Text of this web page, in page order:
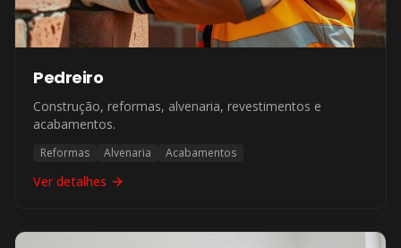
Pedreiro
Construção, reformas, alvenaria, revestimentos e
acabamentos.
Reformas Alvenaria Acabamentos
Ver detalhes